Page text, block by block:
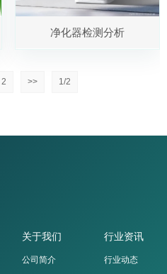
净化器检测分析
2 >> 1/2
关于我们
公司简介
行业资讯
行业动态